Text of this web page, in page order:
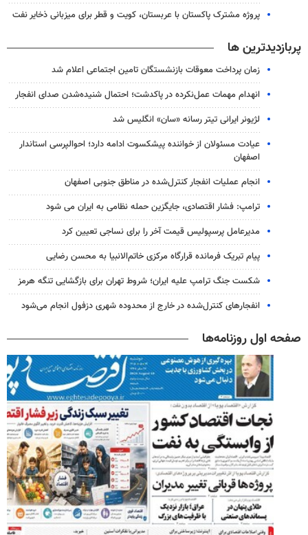
پروژه مشترک پاکستان با عربستان، کویت و قطر برای میزبانی ذخایر نفت
پربازدیدترین ها
زمان پرداخت معوقات بازنشستگان تامین اجتماعی اعلام شد
انهدام مهمات عمل‌نکرده در پاکدشت؛ احتمال شنیده‌شدن صدای انفجار
لژیونر ایرانی تیتر رسانه «سان» انگلیس شد
عیادت مسئولان از خواننده پیشکسوت ادامه دارد؛ احوالپرسی استاندار
اصفهان
انجام عملیات انفجار کنترل‌شده در مناطق جنوبی اصفهان
ترامپ: فشار اقتصادی، جایگزین حمله نظامی به ایران می شود
مدیرعامل پرسپولیس قیمت آخر را برای نساجی تعیین کرد
پیام تبریک فرمانده قرارگاه مرکزی خاتم‌الانبیا به محسن رضایی
شکست جنگ ترامپ علیه ایران؛ شروط تهران برای بازگشایی تنگه هرمز
انفجارهای کنترل‌شده در خارج از محدوده شهری دزفول انجام می‌شود
صفحه اول روزنامه‌ها